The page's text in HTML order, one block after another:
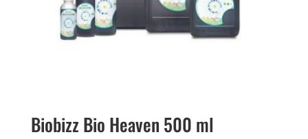
Biobizz Bio Heaven 500 ml